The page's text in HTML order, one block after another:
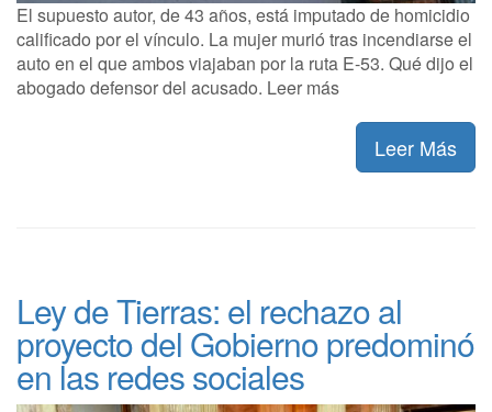
El supuesto autor, de 43 años, está imputado de homicidio
calificado por el vínculo. La mujer murió tras incendiarse el
auto en el que ambos viajaban por la ruta E-53. Qué dijo el
abogado defensor del acusado. Leer más
Leer Más
Ley de Tierras: el rechazo al
proyecto del Gobierno predominó
en las redes sociales